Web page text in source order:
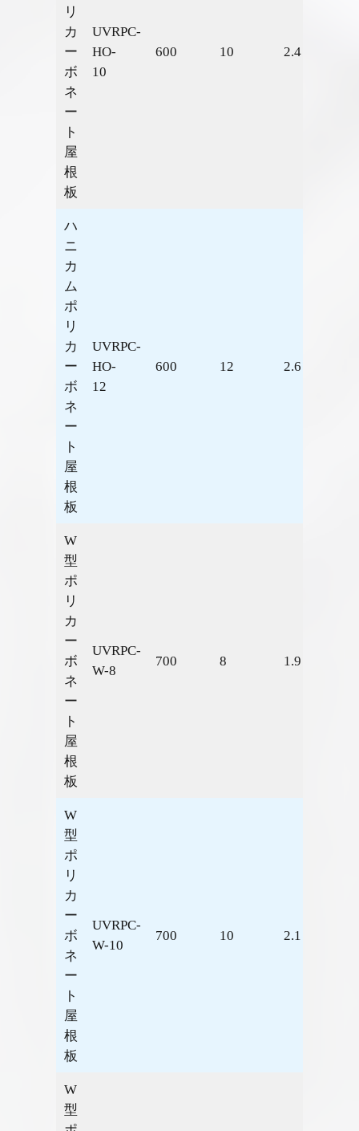
リ
カ
ー
ボ
ネ
ー
ト
屋
根
板
UVRPC-
HO-
10
600 10 2.4
ハ
ニ
カ
ム
ポ
リ
カ
ー
ボ
ネ
ー
ト
屋
根
板
UVRPC-
HO-
12
600 12 2.6
W
型
ポ
リ
カ
ー
ボ
ネ
ー
ト
屋
根
板
UVRPC-
W-8
700 8 1.9
W
型
ポ
リ
カ
ー
ボ
ネ
ー
ト
屋
根
板
UVRPC-
W-10
700 10 2.1
W
型